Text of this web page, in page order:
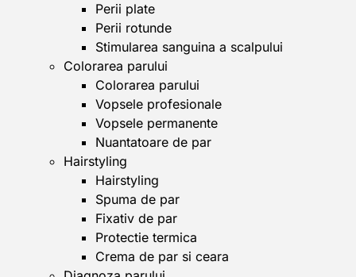
Perii plate
Perii rotunde
Stimularea sanguina a scalpului
Colorarea parului
Colorarea parului
Vopsele profesionale
Vopsele permanente
Nuantatoare de par
Hairstyling
Hairstyling
Spuma de par
Fixativ de par
Protectie termica
Crema de par si ceara